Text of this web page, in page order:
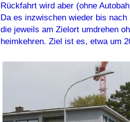
Rückfahrt wird aber (ohne
Da es inzwischen wieder bis
die jeweils am Zielort umdrehen
heimkehren. Ziel ist es, etwa um